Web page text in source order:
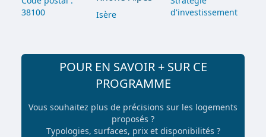
38100
Isère
d'investissement
POUR EN SAVOIR + SUR CE
PROGRAMME
Vous souhaitez plus de précisions sur les logements
proposés ?
Typologies, surfaces, prix et disponibilités ?